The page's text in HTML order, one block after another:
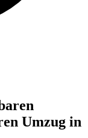
Umzug in